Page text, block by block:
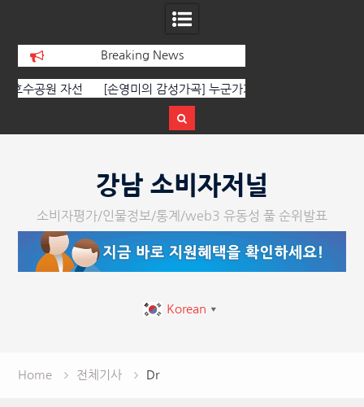
Breaking News
[손영미의 감성가곡] 누군가가 그립다
강남 소비자저널
소비자평가/인물정보/통계/web3 유동성 풀 순위발표
Korean ▼
Home 전체기사 Dr